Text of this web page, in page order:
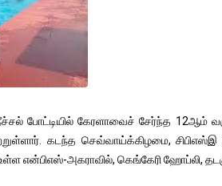
போட்டியில் கேரளாவைச் சேர்ந்த 12ஆம்
கடந்த செவ்வாய்க்கிழமை,
என்பிஎஸ்-அகராவில், கெங்கேரி ஹோப்லி,